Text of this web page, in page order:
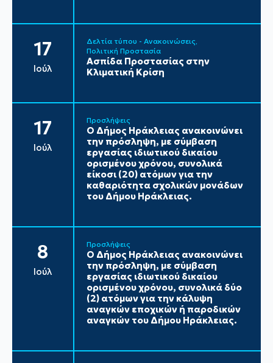
17
Ιούλ
Δελτία τύπου - Ανακοινώσεις
Πολιτική Προστασία
Ασπίδα Προστασίας στην
Κλιματική Κρίση
17
Ιούλ
Προσλήψεις
Ο Δήμος Ηράκλειας ανακοινώνει
την πρόσληψη, με σύμβαση
εργασίας ιδιωτικού δικαίου
ορισμένου χρόνου, συνολικά
είκοσι (20) ατόμων για την
καθαριότητα σχολικών μονάδων
του Δήμου Ηράκλειας.
8
Ιούλ
Προσλήψεις
Ο Δήμος Ηράκλειας ανακοινώνει
την πρόσληψη, με σύμβαση
εργασίας ιδιωτικού δικαίου
ορισμένου χρόνου, συνολικά δύο
(2) ατόμων για την κάλυψη
αναγκών εποχικών ή παροδικών
αναγκών του Δήμου Ηράκλειας.